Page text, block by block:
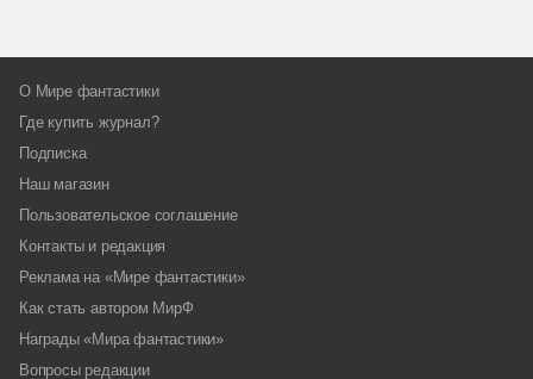
О Мире фантастики
Где купить журнал?
Подписка
Наш магазин
Пользовательское соглашение
Контакты и редакция
Реклама на «Мире фантастики»
Как стать автором МирФ
Награды «Мира фантастики»
Вопросы редакции